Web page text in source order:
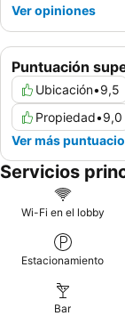
Puntuación
Ubicación•9,5
Propiedad•9,0
Ver más
Ver opiniones
Servicios
Wi-Fi en el lobby
Estacionamiento
Bar